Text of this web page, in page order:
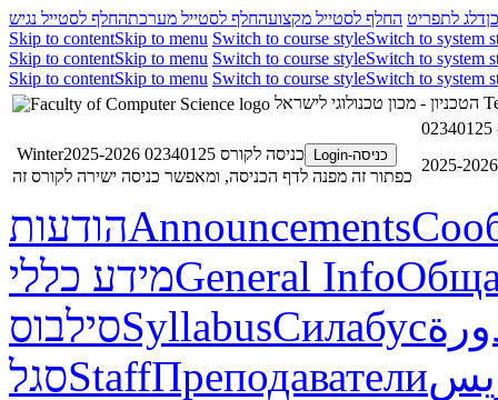
דלג לתפריט החלף לסטייל מקצועהחלף לסטייל מערכתהחלף לסטייל נגיש
Skip to contentSkip to menu Switch to course styleSwitch to system
Skip to contentSkip to menu Switch to course styleSwitch to system
Skip to contentSkip to menu Switch to course styleSwitch to system
כניסה-Login
כניסה לקורס 02340125 Winter2025-2026
כפתור זה מפנה לדף הכניסה, ומאפשר כניסה ישירה לקורס זה
הודעותAnnouncements
מידע כלליGeneral Info
סילבוסSyllabusСилабус
סגלStaffПреподаватели